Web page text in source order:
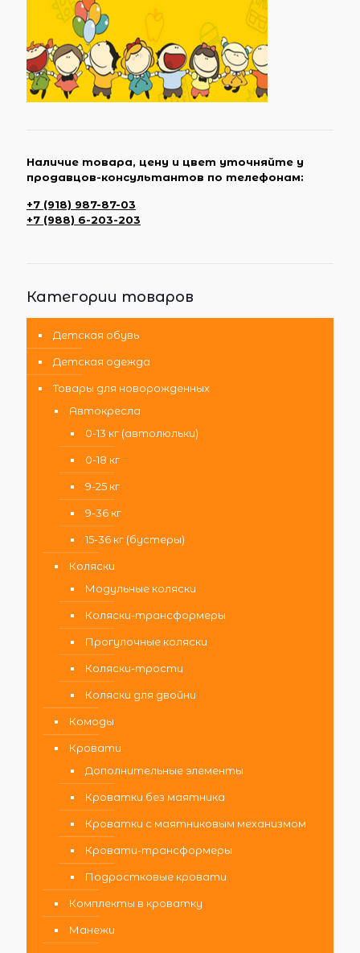
Наличие товара, цену и цвет уточняйте у
продавцов-консультантов по телефонам:
+7 (918) 987-87-03
+7 (988) 6-203-203
Категории товаров
Детская обувь
Детская одежда
Товары для новорожденных
Автокресла
0-13 кг (автолюльки)
0-18 кг
9-25 кг
9-36 кг
15-36 кг (бустеры)
Коляски
Модульные коляски
Коляски-трансформеры
Прогулочные коляски
Коляски-трости
Коляски для двойни
Комоды
Кровати
Дополнительные элементы
Кроватки без маятника
Кроватки с маятниковым механизмом
Кровати-трансформеры
Подростковые кровати
Комплекты в кроватку
Манежи